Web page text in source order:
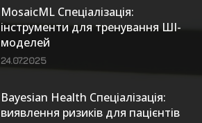
MosaicML Спеціалізація:
інструменти для тренування ШІ-
моделей
24.07.2025
Bayesian Health Спеціалізація:
виявлення ризиків для пацієнтів